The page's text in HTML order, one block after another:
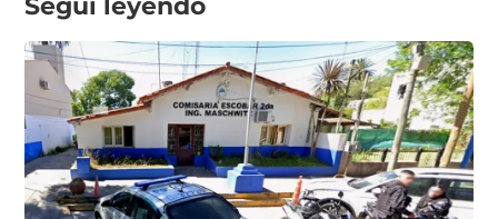
Seguí leyendo